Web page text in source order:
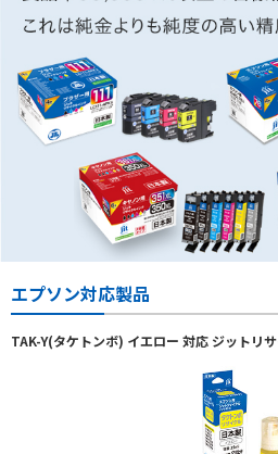
エプソン対応製品
TAK-Y(タケトンボ) イエロー 対応 ジットリ